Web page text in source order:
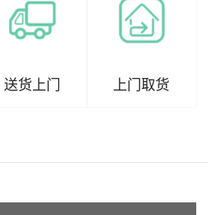
送货上门 上门取货